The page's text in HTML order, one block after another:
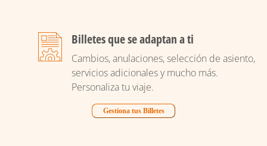
Billetes que se adaptan a ti
Cambios, anulaciones, selección de asiento,
servicios adicionales y mucho más.
Personaliza tu viaje.
Gestiona tus Billetes